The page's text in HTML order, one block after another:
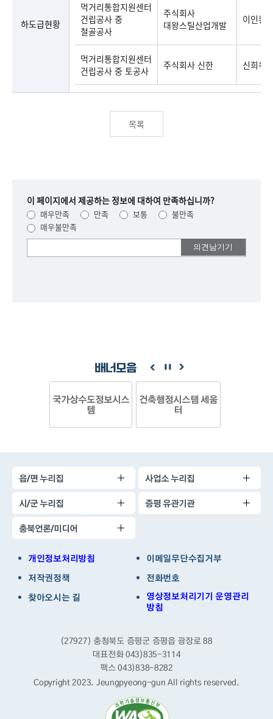
하도급현황
먹거리통합지원센터
건립공사 중
철골공사
주식회사
대왕스틸산업개발
이인황
먹거리통합지원센터
건립공사 중 토공사
주식회사 신한 신희욱
목록
이 페이지에서 제공하는 정보에 대하여 만족하십니까?
매우만족 만족 보통
불만족
매우불만족
의견을
배너모음
국가상수도정보시스
템
건축행정시스템 세움
터
읍/면 누리집
사업소 누리집
시/군 누리집
증평 유관기관
충북언론/미디어
개인정보처리방침
이메일무단수집거부
저작권정책
전화번호
찾아오시는 길
영상정보처리기기 운영관리
방침
(27927) 충청북도 증평군 증평읍 광장로 88
대표전화 043)835-3114
팩스 043)838-8282
Copyright 2023. Jeungpyeong-gunAll rights reserved.